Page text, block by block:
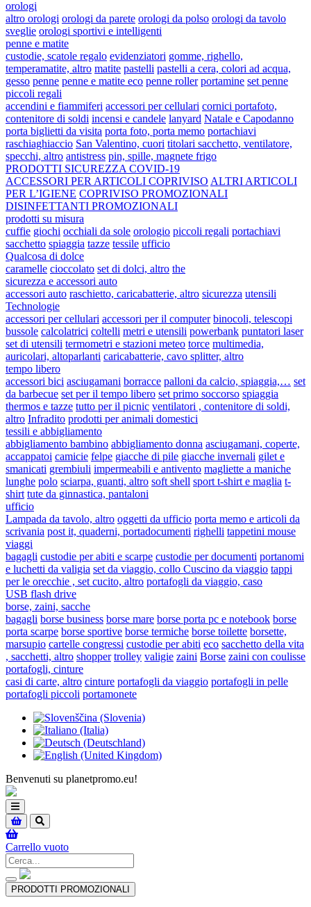
orologi
altro orologi orologi da parete orologi da polso orologi da tavolo
sveglie orologi sportivi e intelligenti
penne e matite
custodie, scatole regalo evidenziatori gomme, righello,
temperamatite, altro matite pastelli pastelli a cera, colori ad acqua,
gesso penne penne e matite eco penne roller portamine set penne
piccoli regali
accendini e fiammiferi accessori per cellulari cornici portafoto,
contenitore di soldi incensi e candele lanyard Natale e Capodanno
porta biglietti da visita porta foto, porta memo portachiavi
raschiaghiaccio San Valentino, cuori titolari sacchetto, ventilatore,
specchi, altro antistress pin, spille, magnete frigo
PRODOTTI SICUREZZA COVID-19
ACCESSORI PER ARTICOLI COPRIVISO ALTRI ARTICOLI
PER L’IGIENE COPRIVISO PROMOZIONALI
DISINFETTANTI PROMOZIONALI
prodotti su misura
cuffie giochi occhiali da sole orologio piccoli regali portachiavi
sacchetto spiaggia tazze tessile ufficio
Qualcosa di dolce
caramelle cioccolato set di dolci, altro the
sicurezza e accessori auto
accessori auto raschietto, caricabatterie, altro sicurezza utensili
Technologie
accessori per cellulari accessori per il computer binocoli, telescopi
bussole calcolatrici coltelli metri e utensili powerbank puntatori laser
set di utensili termometri e stazioni meteo torce multimedia,
auricolari, altoparlanti caricabatterie, cavo splitter, altro
tempo libero
accessori bici asciugamani borracce palloni da calcio, spiaggia,… set
da barbecue set per il tempo libero set primo soccorso spiaggia
thermos e tazze tutto per il picnic ventilatori , contenitore di soldi,
altro Infradito prodotti per animali domestici
tessili e abbigliamento
abbigliamento bambino abbigliamento donna asciugamani, coperte,
accappatoi camicie felpe giacche di pile giacche invernali gilet e
smanicati grembiuli impermeabili e antivento magliette a maniche
lunghe polo sciarpa, guanti, altro soft shell sport t-shirt e maglia t-
shirt tute da ginnastica, pantaloni
ufficio
Lampada da tavolo, altro oggetti da ufficio porta memo e articoli da
scrivania post it, quaderni, portadocumenti righelli tappetini mouse
viaggi
bagagli custodie per abiti e scarpe custodie per documenti portanomi
e luchetti da valigia set da viaggio, collo Cuscino da viaggio tappi
per le orecchie , set cucito, altro portafogli da viaggio, caso
USB flash drive
borse, zaini, sacche
bagagli borse business borse mare borse porta pc e notebook borse
porta scarpe borse sportive borse termiche borse toilette borsette,
marsupio cartelle congressi custodie per abiti eco sacchetto della vita
, sacchetti, altro shopper trolley valigie zaini Borse zaini con coulisse
portafogli, cinture
casi di carte, altro cinture portafogli da viaggio portafogli in pelle
portafogli piccoli portamonete
Benvenuti su planetpromo.eu!
Toggle
navigation
Carrello vuoto
Toggle
navigation
PRODOTTI PROMOZIONALI